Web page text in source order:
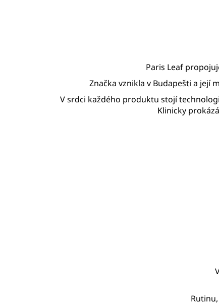
Paris Leaf
Značka vznikla v Budapešti a její
V srdci každého produktu stojí
Klinicky